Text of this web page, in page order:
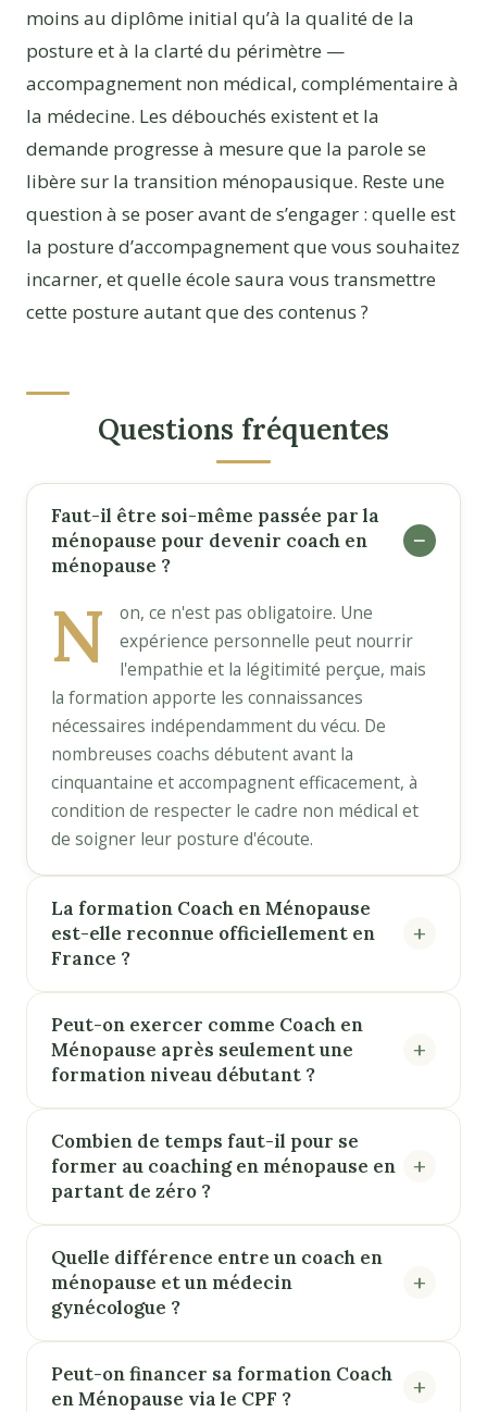
moins au diplôme initial qu’à la qualité de la
posture et à la clarté du périmètre —
accompagnement non médical, complémentaire à
la médecine. Les débouchés existent et la
demande progresse à mesure que la parole se
libère sur la transition ménopausique. Reste une
question à se poser avant de s’engager : quelle est
la posture d’accompagnement que vous souhaitez
incarner, et quelle école saura vous transmettre
cette posture autant que des contenus ?
Questions fréquentes
Faut-il être soi-même passée par la
ménopause pour devenir coach en
ménopause ?
N
on, ce n'est pas obligatoire. Une
expérience personnelle peut nourrir
l'empathie et la légitimité perçue, mais
la formation apporte les connaissances
nécessaires indépendamment du vécu. De
nombreuses coachs débutent avant la
cinquantaine et accompagnent efficacement, à
condition de respecter le cadre non médical et
de soigner leur posture d'écoute.
La formation Coach en Ménopause
est-elle reconnue officiellement en
France ?
Peut-on exercer comme Coach en
Ménopause après seulement une
formation niveau débutant ?
Combien de temps faut-il pour se
former au coaching en ménopause en
partant de zéro ?
Quelle différence entre un coach en
ménopause et un médecin
gynécologue ?
Peut-on financer sa formation Coach
en Ménopause via le CPF ?